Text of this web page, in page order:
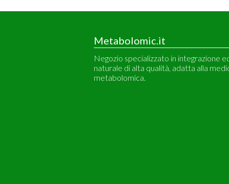
Metabolomic.it
Negozio specializzato in integrazione
naturale di alta qualità, adatta alla
metabolomica.